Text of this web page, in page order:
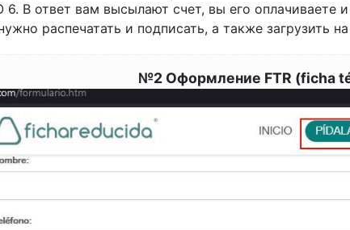
В ответ вам высылают счет, вы его оплачиваете
распечатать и подписать, а также загрузить
№2 Оформление FTR (ficha